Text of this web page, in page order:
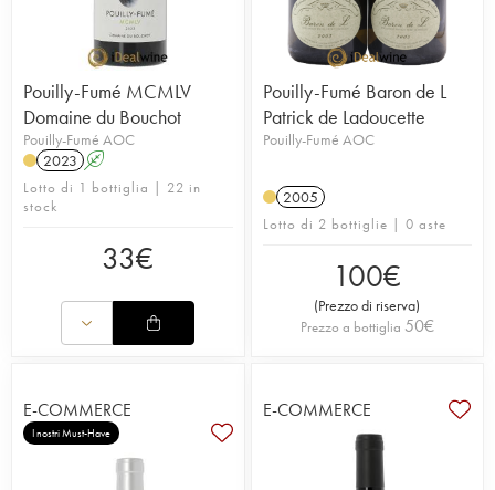
Pouilly-Fumé MCMLV
Domaine du Bouchot
Pouilly-Fumé AOC
2023 A
Lotto di 1 bottiglia | 22 in
stock
33€
Pouilly-Fumé Baron de L
Patrick de Ladoucette
Pouilly-Fumé AOC
2005
Lotto di 2 bottiglie | 0 aste
100€
(Prezzo di riserva)
Prezzo a bottiglia 50€
E-COMMERCE
I nostri Must-Have
E-COMMERCE